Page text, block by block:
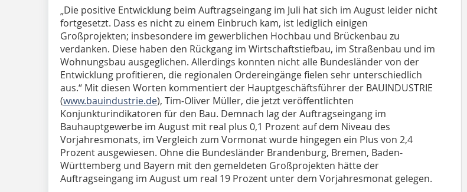
„Die positive Entwicklung beim Auftragseingang im Juli hat sich im August leider nicht
fortgesetzt. Dass es nicht zu einem Einbruch kam, ist lediglich einigen
Großprojekten; insbesondere im gewerblichen Hochbau und Brückenbau zu
verdanken. Diese haben den Rückgang im Wirtschaftstiefbau, im Straßenbau und im
Wohnungsbau ausgeglichen. Allerdings konnten nicht alle Bundesländer von der
Entwicklung profitieren, die regionalen Ordereingänge fielen sehr unterschiedlich
aus.“ Mit diesen Worten kommentiert der Hauptgeschäftsführer der BAUINDUSTRIE
(www.bauindustrie.de), Tim-Oliver Müller, die jetzt veröffentlichten
Konjunkturindikatoren für den Bau. Demnach lag der Auftragseingang im
Bauhauptgewerbe im August mit real plus 0,1 Prozent auf dem Niveau des
Vorjahresmonats, im Vergleich zum Vormonat wurde hingegen ein Plus von 2,4
Prozent ausgewiesen. Ohne die Bundesländer Brandenburg, Bremen, Baden-
Württemberg und Bayern mit den gemeldeten Großprojekten hätte der
Auftragseingang im August um real 19 Prozent unter dem Vorjahresmonat gelegen.